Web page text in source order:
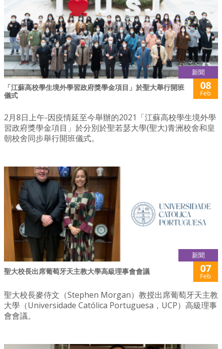
新聞
「江蘇高校學生境外學習政府獎學金項目」於聖大舉行開班
儀式
08
Feb
2月8日上午-因疫情延至今舉辦的2021「江蘇高校學生境外學
習政府獎學金項目」於分別於聖若瑟大學(聖大)青洲校舍和皇
朝校舍同步舉行開班儀式。
新聞
聖大校長出席葡萄牙天主教大學高級理事會會議 07
Feb
聖大校長麥侍文（Stephen Morgan）教授出席葡萄牙天主教
大學（Universidade Católica Portuguesa，UCP）高級理事
會會議。